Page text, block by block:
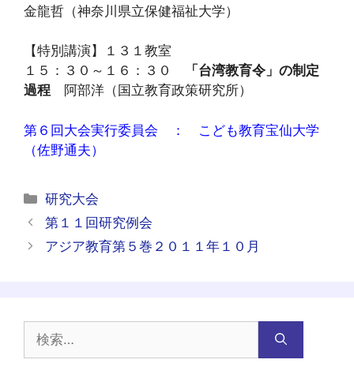
金龍哲（神奈川県立保健福祉大学）
【特別講演】１３１教室
１５：３０～１６：３０
「台湾教育令」の制定
過程 阿部洋（国立教育政策研究所）
第６回大会実行委員会 ： こども教育宝仙大学
（佐野通夫）
カ
テ
ゴ
リ
研究大会
投
稿
ー
ョ
第１１回研究例会
アジア教育第５巻２０１１年１０月
索: